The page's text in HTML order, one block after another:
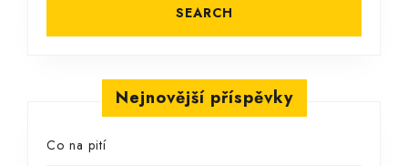
Nejnovější příspěvky
Co na pití